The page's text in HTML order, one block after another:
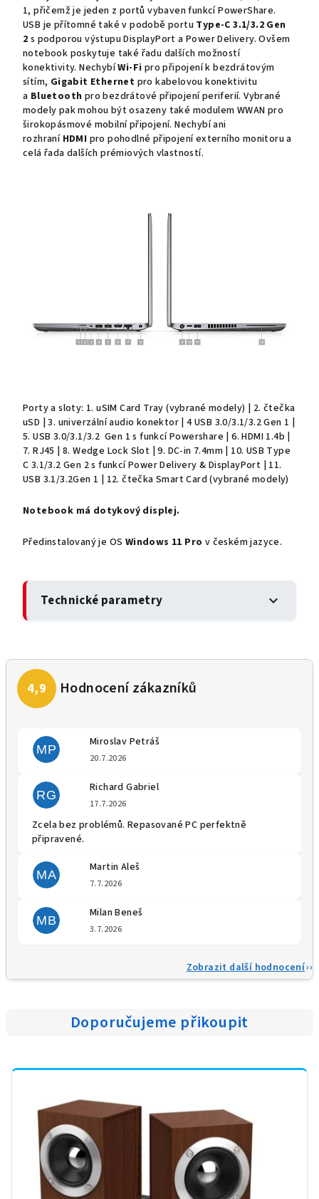
1, přičemž je jeden z portů vybaven funkcí PowerShare.
USB je přítomné také v podobě portu Type-C 3.1/3.2 Gen
2 s podporou výstupu DisplayPort a Power Delivery. Ovšem
notebook poskytuje také řadu dalších možností
konektivity. NechybíWi-Fi pro připojení k bezdrátovým
sítím, Gigabit Ethernet pro kabelovou konektivitu
a Bluetooth pro bezdrátové připojení periferií. Vybrané
modely pak mohou být osazeny také modulem WWAN pro
širokopásmové mobilní připojení. Nechybí ani
rozhraní HDMI pro pohodlné připojení externího monitoru a
celá řada dalších prémiových vlastností.
Porty a sloty: 1. uSIM Card Tray (vybrané modely) | 2. čtečka
uSD | 3. univerzální audio konektor | 4 USB 3.0/3.1/3.2 Gen 1 |
5. USB 3.0/3.1/3.2 Gen 1 s funkcí Powershare | 6. HDMI 1.4b |
7. RJ45 | 8. Wedge Lock Slot | 9. DC-in 7.4mm | 10. USB Type
C 3.1/3.2 Gen 2 s funkcí Power Delivery & DisplayPort | 11.
USB 3.1/3.2Gen 1 | 12. čtečka Smart Card (vybrané modely)
Notebook má dotykový displej.
Předinstalovaný je OS Windows 11 Pro v českém jazyce.
Technické parametry expand_more
MP
Miroslav Petráš
20.7.2026
RG
Richard Gabriel
17.7.2026
Zcela bez problémů. Repasované PC perfektně
připravené.
MA
Martin Aleš
7.7.2026
MB
Milan Beneš
3.7.2026
Zobrazit další hodnocení
Doporučujeme přikoupit